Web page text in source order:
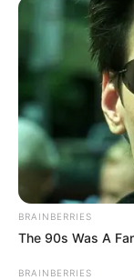
TEMAS
NOTICIAS
CURUMANÍ
BRAINBERRIES
The 90s Was A
BRAINBERRIES